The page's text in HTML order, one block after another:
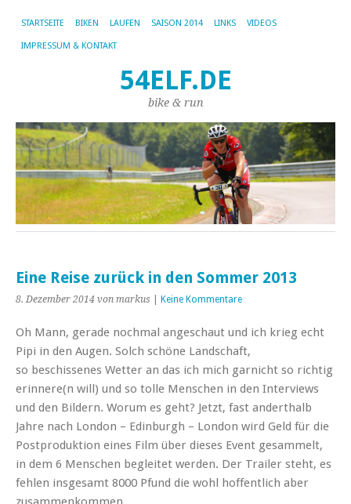
STARTSEITE BIKEN LAUFEN SAISON 2014 LINKS VIDEOS
IMPRESSUM & KONTAKT
54ELF.DE
bike & run
Eine Reise zurück in den Sommer 2013
8. Dezember 2014 von markus Keine Kommentare
Oh Mann, gerade nochmal angeschaut und ich krieg echt
Pipi in den Augen. Solch schöne Landschaft,
so beschissenes Wetter an das ich mich garnicht so richtig
erinnere(n will) und so tolle Menschen in den Interviews
und den Bildern. Worum es geht? Jetzt, fast anderthalb
Jahre nach London – Edinburgh – London wird Geld für die
Postproduktion eines Film über dieses Event gesammelt,
in dem 6 Menschen begleitet werden. Der Trailer steht, es
fehlen insgesamt 8000 Pfund die wohl hoffentlich aber